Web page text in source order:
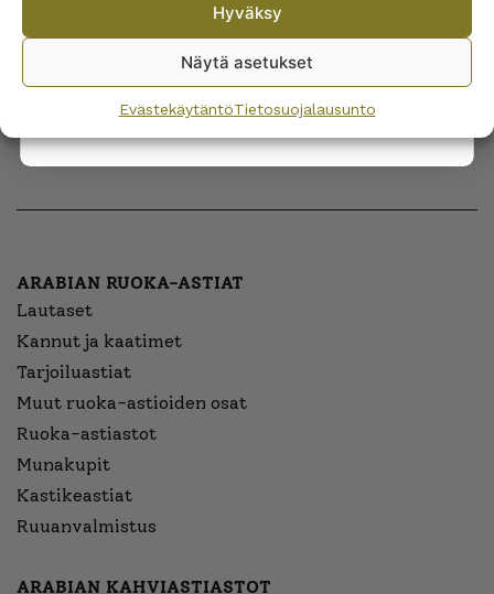
Hyväksy
Näytä asetukset
EvästekäytäntöTietosuojalausunto
ARABIAN RUOKA-ASTIAT
Lautaset
Kannut ja kaatimet
Tarjoiluastiat
Muut ruoka-astioiden osat
Ruoka-astiastot
Munakupit
Kastikeastiat
Ruuanvalmistus
ARABIAN KAHVIASTIASTOT
By subscribing to the newsletter, you consent to receiving messages from
privacy policy.